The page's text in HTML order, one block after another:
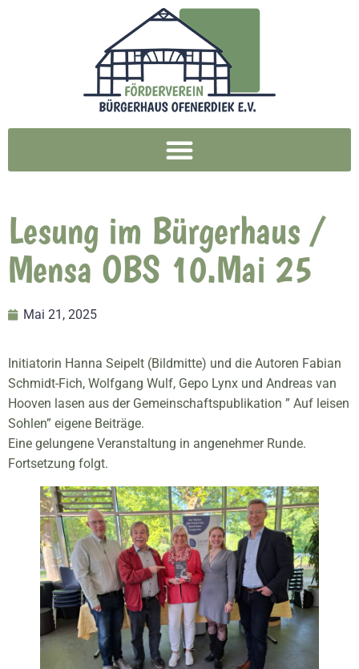
Lesung im Bürgerhaus /
Mensa OBS 10.Mai 25
Mai 21, 2025
Initiatorin Hanna Seipelt (Bildmitte) und die Autoren Fabian
Schmidt-Fich, Wolfgang Wulf, Gepo Lynx und Andreas van
Hooven lasen aus der Gemeinschaftspublikation ” Auf leisen
Sohlen” eigene Beiträge.
Eine gelungene Veranstaltung in angenehmer Runde.
Fortsetzung folgt.